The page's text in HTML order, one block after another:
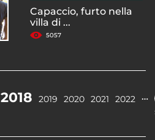
Capaccio, furto nella
villa di ...
5057
2018 2019 2020 2021 2022 …